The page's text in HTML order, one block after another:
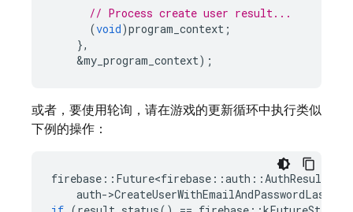
// Process create user result...
(void)program_context ;
},
&my_program_context);
或者，要使用轮询，请在游戏的更新循环中执行类似
下例的操作：
firebase :: Future<firebase ::auth ::AuthResult
auth->